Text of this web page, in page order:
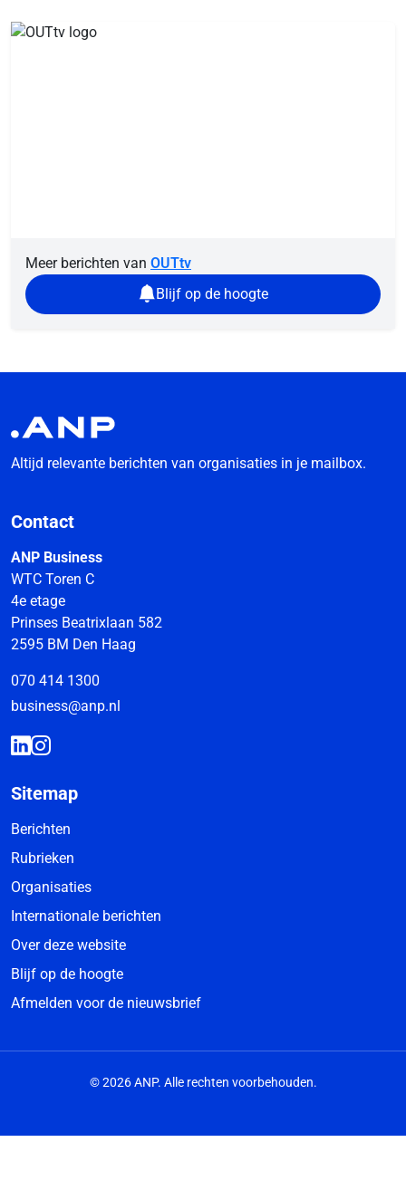
Meer berichten van OUTtv
Blijf op de hoogte
Altijd relevante berichten van organisaties in je mailbox.
Contact
ANP Business
WTC Toren C
4e etage
Prinses Beatrixlaan 582
2595 BM Den Haag
070 414 1300
business@anp.nl
Sitemap
Berichten
Rubrieken
Organisaties
Internationale berichten
Over deze website
Blijf op de hoogte
Afmelden voor de nieuwsbrief
© 2026 ANP. Alle rechten voorbehouden.